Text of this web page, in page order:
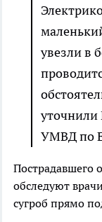
увезли в
УМВД по
Пострадавшего
обследуют
сугроб прямо